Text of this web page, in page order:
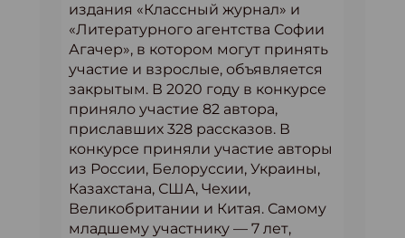
издания «Классный журнал» и
«Литературного агентства Софии
Агачер», в котором могут принять
участие и взрослые, объявляется
закрытым. В 2020 году в конкурсе
приняло участие 82 автора,
приславших 328 рассказов. В
конкурсе приняли участие авторы
из России, Белоруссии, Украины,
Казахстана, США, Чехии,
Великобритании и Китая. Самому
младшему участнику — 7 лет,